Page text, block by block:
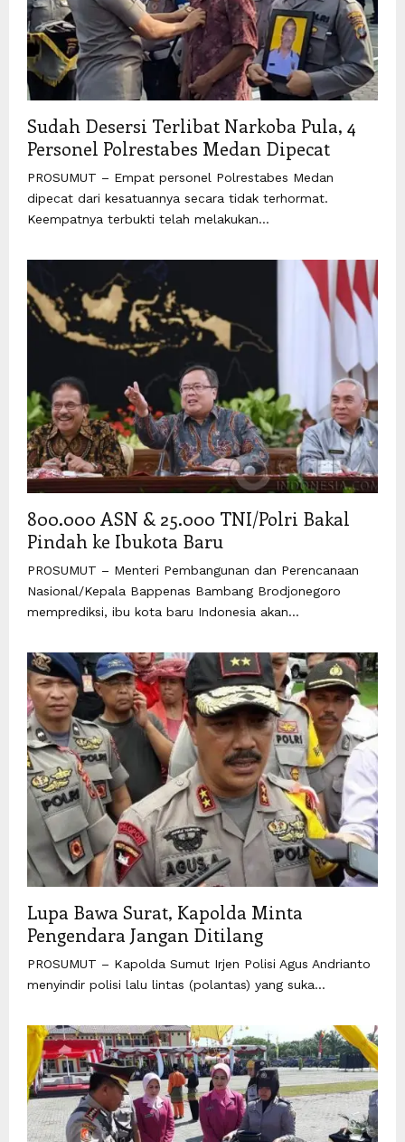
Sudah Desersi Terlibat Narkoba Pula, 4
Personel Polrestabes Medan Dipecat
PROSUMUT – Empat personel Polrestabes Medan
dipecat dari kesatuannya secara tidak terhormat.
Keempatnya terbukti telah melakukan...
800.000 ASN & 25.000 TNI/Polri Bakal
Pindah ke Ibukota Baru
PROSUMUT – Menteri Pembangunan dan Perencanaan
Nasional/Kepala Bappenas Bambang Brodjonegoro
memprediksi, ibu kota baru Indonesia akan...
Lupa Bawa Surat, Kapolda Minta
Pengendara Jangan Ditilang
PROSUMUT – Kapolda Sumut Irjen Polisi Agus Andrianto
menyindir polisi lalu lintas (polantas) yang suka...